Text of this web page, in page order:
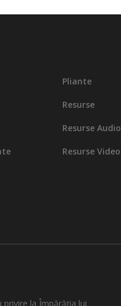
Pliante
Resurse
Resurse Audio
Resurse Video
privire la Împărăția lui